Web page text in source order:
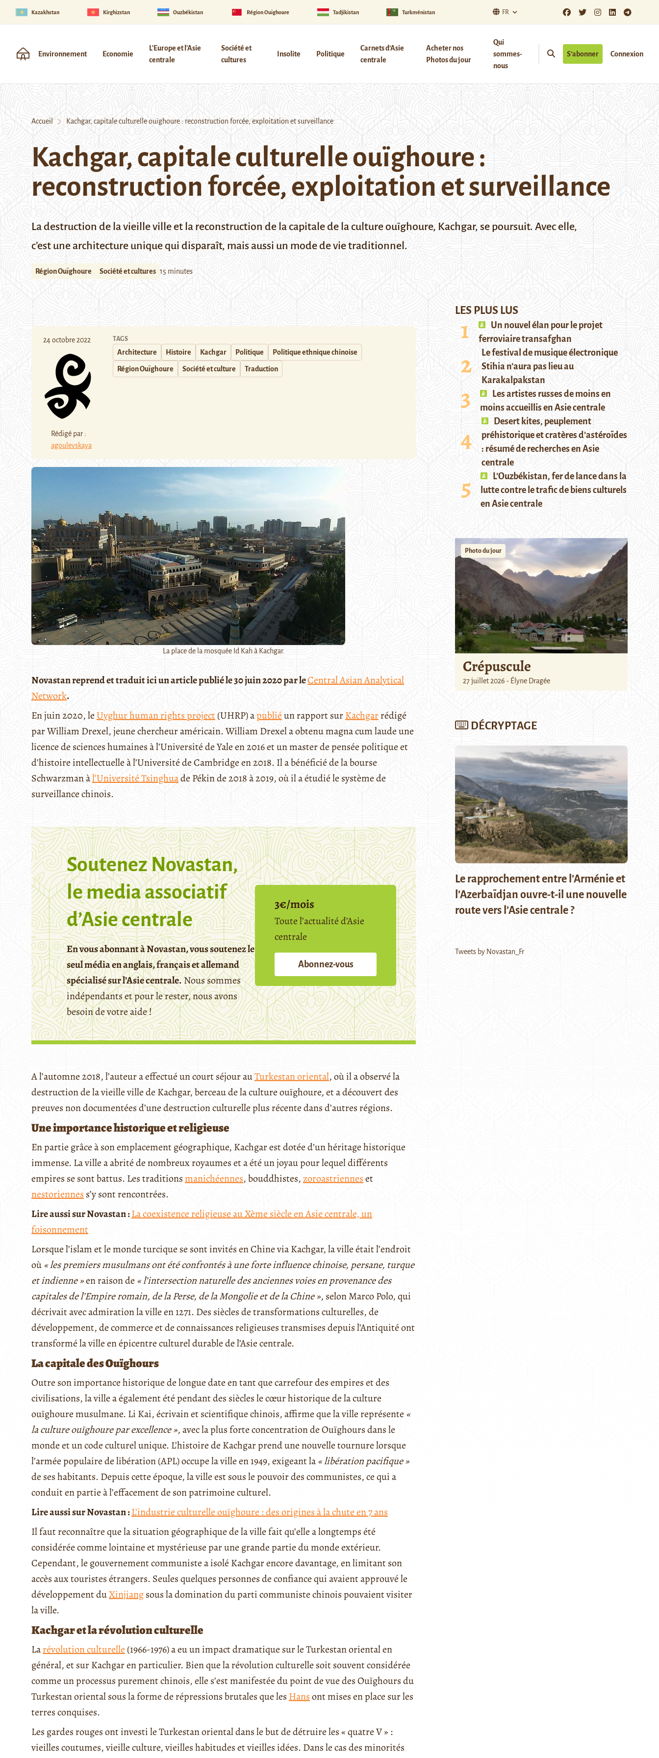
Kazakhstan Kirghizstan Ouzbékistan Région Ouïghoure Tadjikistan Turkménistan FR
Environnement Economie
L'Europe et l'Asie
centrale
Société et
cultures
Insolite Politique
Carnets d’Asie
centrale
Acheter nos
Photos du jour
Qui
sommes-
nous
S’abonner Connexion
Accueil Kachgar, capitale culturelle ouïghoure : reconstruction forcée, exploitation et surveillance
Kachgar, capitale culturelle ouïghoure :
reconstruction forcée, exploitation et surveillance
La destruction de la vieille ville et la reconstruction de la capitale de la culture ouïghoure, Kachgar, se poursuit. Avec elle,
c’est une architecture unique qui disparaît, mais aussi un mode de vie traditionnel.
Région Ouïghoure Société et cultures 15 minutes
24 octobre 2022
Rédigé par :
agoulevskaya
TAGS
Architecture Histoire Kachgar Politique Politique ethnique chinoise
Région Ouïghoure Société et culture Traduction
La place de la mosquée Id Kah à Kachgar.
Novastan reprend et traduit ici un article publié le 30 juin 2020 par leCentral Asian Analytical
Network.
En juin 2020, leUyghur human rights project(UHRP) apubliéun rapport surKachgarrédigé
par William Drexel, jeune chercheur américain. William Drexel a obtenu magna cum laude une
licence de sciences humaines à l’Université de Yale en 2016 et un master de pensée politique et
d’histoire intellectuelle à l’Université de Cambridge en 2018. Il a bénéficié de la bourse
Schwarzman àl’Université Tsinghuade Pékin de 2018 à 2019, où il a étudié le système de
surveillance chinois.
Soutenez Novastan,
le media associatif
d’Asie centrale
En vous abonnant à Novastan, vous soutenez le
seul média en anglais, français et allemand
spécialisé sur l’Asie centrale.Nous sommes
indépendants et pour le rester, nous avons
besoin de votre aide !
3€/mois
Toute l’actualité d’Asie
centrale
Abonnez-vous
A l’automne 2018, l’auteur a effectué un court séjour auTurkestan oriental, où il a observé la
destruction de la vieille ville de Kachgar, berceau de la culture ouïghoure, et a découvert des
preuves non documentées d’une destruction culturelle plus récente dans d’autres régions.
Une importance historique et religieuse
En partie grâce à son emplacement géographique, Kachgar est dotée d’un héritage historique
immense. La ville a abrité de nombreux royaumes et a été un joyau pour lequel différents
empires se sont battus. Les traditionsmanichéennes, bouddhistes,zoroastrienneset
nestoriennes s’y sont rencontrées.
Lire aussi sur Novastan :La coexistence religieuse au Xème siècle en Asie centrale, un
foisonnement
Lorsque l’islam et le monde turcique se sont invités en Chine via Kachgar, la ville était l’endroit
où« les premiers musulmans ont été confrontés à une forte influence chinoise, persane, turque
et indienne »en raison de « l’intersection naturelle des anciennes voies en provenance des
capitales de l’Empire romain, de la Perse, de la Mongolie et de la Chine », selon Marco Polo, qui
décrivait avec admiration la ville en 1271. Des siècles de transformations culturelles, de
développement, de commerce et de connaissances religieuses transmises depuis l’Antiquité ont
transformé la ville en épicentre culturel durable de l’Asie centrale.
La capitale des Ouïghours
Outre son importance historique de longue date en tant que carrefour des empires et des
civilisations, la ville a également été pendant des siècles le cœur historique de la culture
ouïghoure musulmane. Li Kai, écrivain et scientifique chinois, affirme que la ville représente «
la culture ouïghoure par excellence », avec la plus forte concentration de Ouïghours dans le
monde et un code culturel unique. L’histoire de Kachgar prend une nouvelle tournure lorsque
l’armée populaire de libération (APL) occupe la ville en 1949, exigeant la« libération pacifique »
de ses habitants. Depuis cette époque, la ville est sous le pouvoir des communistes, ce qui a
conduit en partie à l’effacement de son patrimoine culturel.
Lire aussi sur Novastan :L’industrie culturelle ouïghoure : des origines à la chute en 7 ans
Il faut reconnaître que la situation géographique de la ville fait qu’elle a longtemps été
considérée comme lointaine et mystérieuse par une grande partie du monde extérieur.
Cependant, le gouvernement communiste a isolé Kachgar encore davantage, en limitant son
accès aux touristes étrangers. Seules quelques personnes de confiance qui avaient approuvé le
développement duXinjiangsous la domination du parti communiste chinois pouvaient visiter
la ville.
Kachgar et la révolution culturelle
Larévolution culturelle (1966-1976) a eu un impact dramatique sur le Turkestan oriental en
général, et sur Kachgar en particulier. Bien que la révolution culturelle soit souvent considérée
comme un processus purement chinois, elle s’est manifestée du point de vue des Ouïghours du
Turkestan oriental sous la forme de répressions brutales que les Hansont mises en place sur les
terres conquises.
Les gardes rouges ont investi le Turkestan oriental dans le but de détruire les « quatre V » :
vieilles coutumes, vieille culture, vieilles habitudes et vieilles idées. Dans le cas des minorités
LES PLUS LUS
Un nouvel élan pour le projet
ferroviaire transafghan
Le festival de musique électronique
Stihia n’aura pas lieu au
Karakalpakstan
Les artistes russes de moins en
moins accueillis en Asie centrale
Desert kites, peuplement
préhistorique et cratères d’astéroïdes
: résumé de recherches en Asie
centrale
L’Ouzbékistan, fer de lance dans la
lutte contre le trafic de biens culturels
en Asie centrale
Photo du jour
Crépuscule
27 juillet 2026 - Élyne Dragée
DÉCRYPTAGE
Le rapprochement entre l’Arménie et
l’Azerbaïdjan ouvre-t-il une nouvelle
route vers l’Asie centrale ?
Tweets by Novastan_Fr